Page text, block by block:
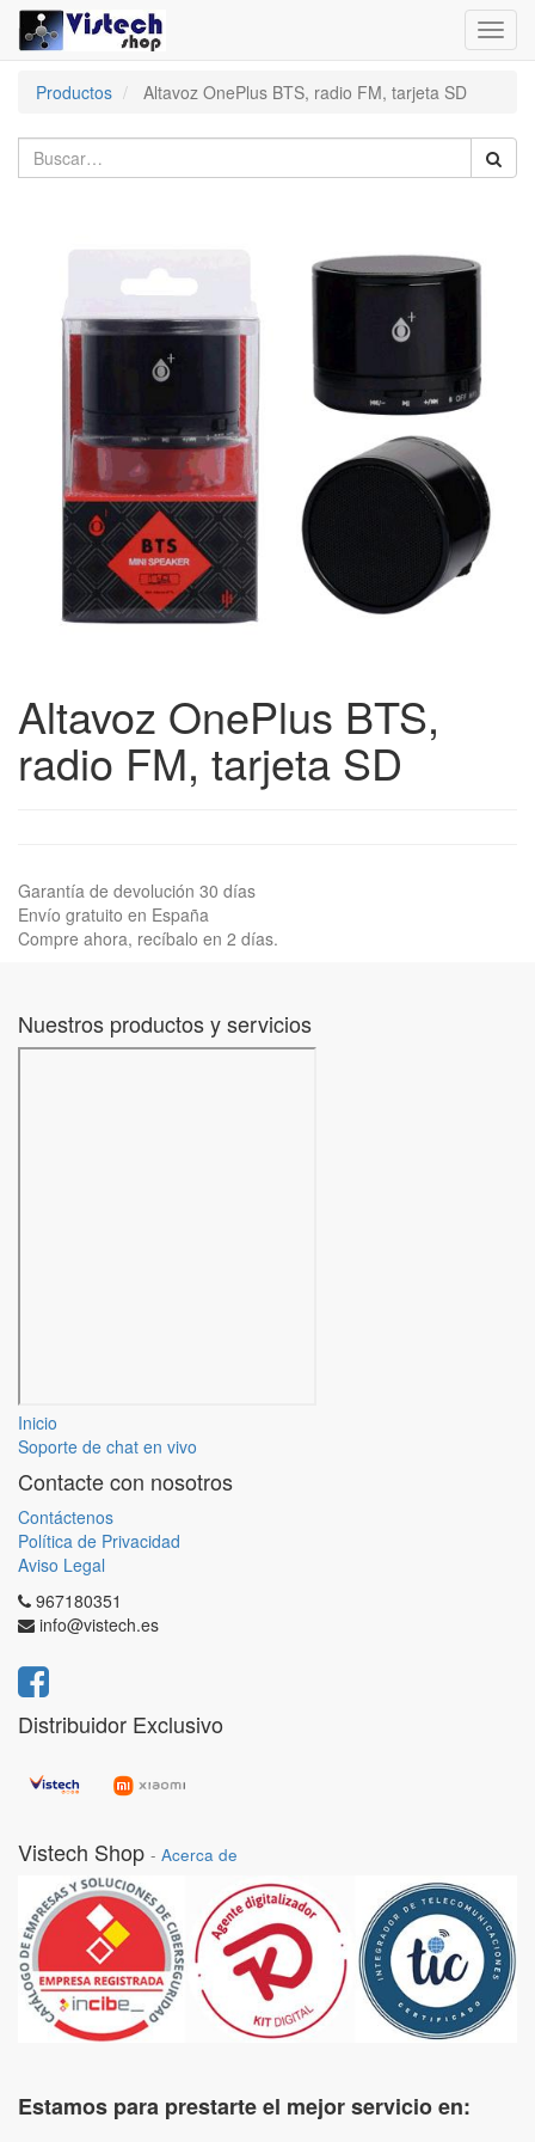
Productos
Altavoz OnePlus BTS, radio FM, tarjeta SD
Altavoz OnePlus BTS,
radio FM, tarjeta SD
Garantía de devolución 30 días
Envío gratuito en España
Compre ahora, recíbalo en 2 días.
Nuestros productos y servicios
Inicio
Soporte de chat en vivo
Contacte con nosotros
Contáctenos
Política de Privacidad
Aviso Legal
967180351
info@vistech.es
Distribuidor Exclusivo
Vistech Shop - Acerca de
Estamos para prestarte el mejor servicio en: